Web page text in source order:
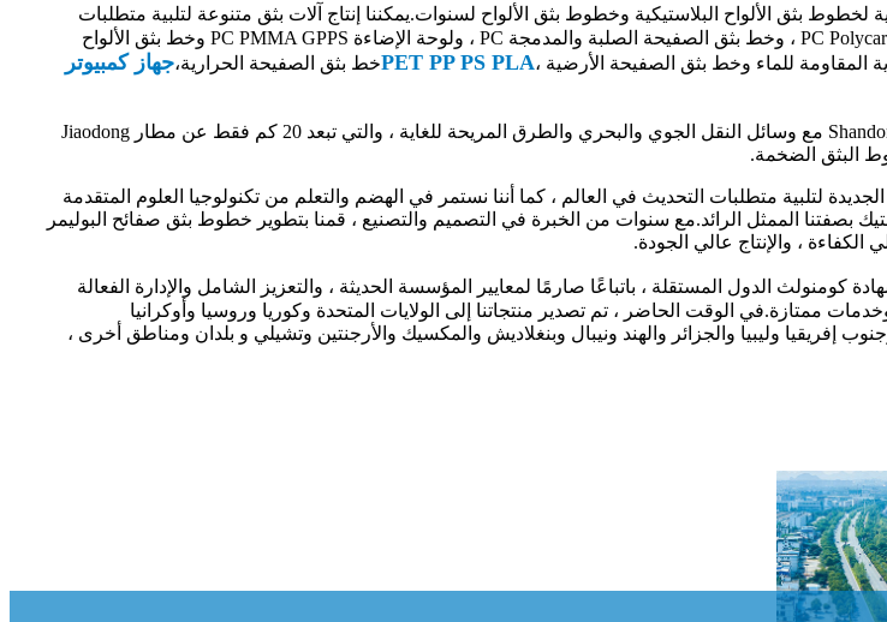
بثق الألواح البلاستيكية وخطوط بثق الألواح لسنوات.يمكننا إنتاج آلات بثق متنوعة لتلبية متطلبات
العملاء المتغيرة باستمرار ، بما في ذلك خط بثق الصفيحة المجوفة متعددة الجدران PC Polycarbonate ، وخط بثق الصفيحة الصلبة والمدمجة PC ، ولوحة الإضاءة PC PMMA GPPS وخط بثق الألواح
المقاومة للماء وخط بثق الصفيحة الأرضية ،PET PP PS PLAخط بثق الصفيحة الحرارية،جهاز كمبيوتر
يقع موقع المصنع في Jiaoxi 1st Industrial park ، Jiaozhou من مدينة Qingdao ، مقاطعة Shandong مع وسائل النقل الجوي والبحري والطرق المريحة للغاية ، والتي تبعد 20 كم فقط عن مطار Jiaodong
لتلبية متطلبات التحديث في العالم ، كما أننا نستمر في الهضم والتعلم من تكنولوجيا العلوم المتقدمة
بصفتنا الممثل الرائد.مع سنوات من الخبرة في التصميم والتصنيع ، قمنا بتطوير خطوط بثق صفائح البوليمر
كومنولث الدول المستقلة ، باتباعًا صارمًا لمعايير المؤسسة الحديثة ، والتعزيز الشامل والإدارة الفعالة
ممتازة.في الوقت الحاضر ، تم تصدير منتجاتنا إلى الولايات المتحدة وكوريا وروسيا وأوكرانيا
إفريقيا وليبيا والجزائر والهند ونيبال وبنغلاديش والمكسيك والأرجنتين وتشيلي و بلدان ومناطق أخرى ،